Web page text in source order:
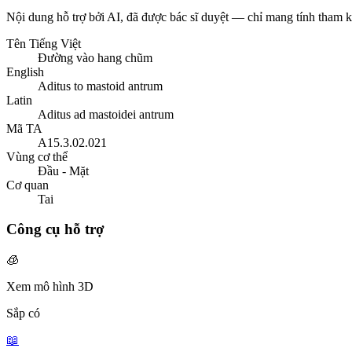
Nội dung hỗ trợ bởi AI, đã được bác sĩ duyệt — chỉ mang tính tham
Tên Tiếng Việt
Đường vào hang chũm
English
Aditus to mastoid antrum
Latin
Aditus ad mastoidei antrum
Mã TA
A15.3.02.021
Vùng cơ thể
Đầu - Mặt
Cơ quan
Tai
Công cụ hỗ trợ
🧊
Xem mô hình 3D
Sắp có
📖